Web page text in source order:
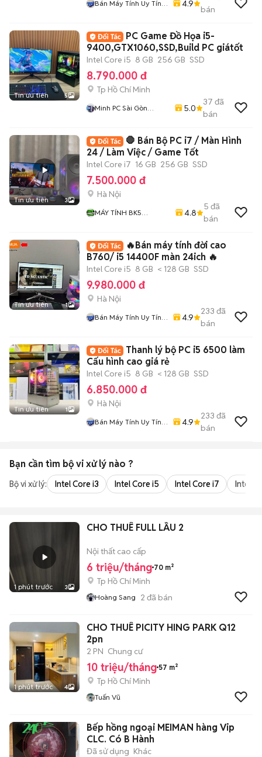
Bán Máy Tính Uy Tín -
4.9
bán
Tin ưu tiên 5
PC Game Đồ Họa i5-
9400,GTX1060,SSD,Build PC giátốt
Intel Core i5 8 GB 256 GB SSD
8.790.000 đ
Tp Hồ Chí Minh
Minh PC Sài Gòn
5.0
37 đã
bán
Tin ưu tiên 3
🛑 Bán Bộ PC i7 / Màn Hình
24 / Làm Việc / Game Tốt
Intel Core i7 16 GB 256 GB SSD
7.500.000 đ
Hà Nội
MÁY TÍNH BK5
4.8
5 đã
bán
Tin ưu tiên 1
🔥Bán máy tính đời cao
B760/ i5 14400F màn 24ich 🔥
Intel Core i5 8 GB < 128 GB SSD
9.980.000 đ
Hà Nội
Bán Máy Tính Uy Tín -
4.9
233 đã
bán
Tin ưu tiên 1
Thanh lý bộ PC i5 6500 làm
Cấu hình cao giá rẻ
Intel Core i5 8 GB < 128 GB SSD
6.850.000 đ
Hà Nội
Bán Máy Tính Uy Tín -
4.9
233 đã
bán
Bạn cần tìm bộ vi xử lý nào ?
Bộ vi xử lý: Intel Core i3 Intel Core i5 Intel Core i7 Intel
1 phút trước 3
CHO THUÊ FULL LẦU 2
Nội thất cao cấp
6 triệu/tháng 70 m²
Tp Hồ Chí Minh
Hoàng Sang 2 đã bán
1 phút trước 4
CHO THUÊ PICITY HING PARK Q12
2pn
2 PN Chung cư
10 triệu/tháng 57 m²
Tp Hồ Chí Minh
Tuấn Vũ
Bếp hồng ngoại MEIMAN hàng Vip
CLC. Có B Hành
Đã sử dụng Khác